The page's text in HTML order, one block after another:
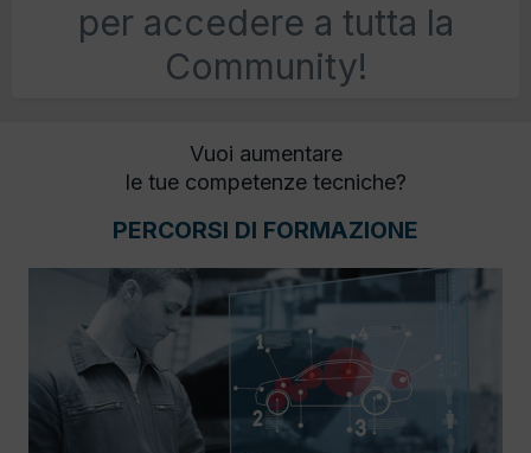
per accedere a tutta la
Community!
Vuoi aumentare
le tue competenze tecniche?
PERCORSI DI FORMAZIONE